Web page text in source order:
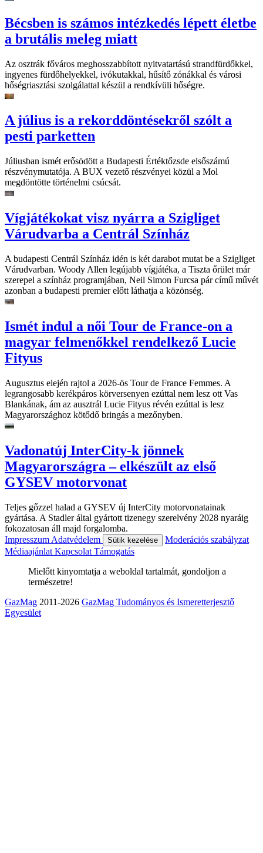
Bécsben is számos intézkedés lépett életbe
a brutális meleg miatt
Az osztrák főváros meghosszabbított nyitvatartású strandfürdőkkel,
ingyenes fürdőhelyekkel, ivókutakkal, hűsítő zónákkal és városi
hőségriasztási szolgálattal készül a rendkívüli hőségre.
A július is a rekorddöntésekről szólt a
pesti parketten
Júliusban ismét erősödött a Budapesti Értéktőzsde elsőszámú
részvénymutatója. A BUX vezető részvényei közül a Mol
megdöntötte történelmi csúcsát.
Vígjátékokat visz nyárra a Szigliget
Várudvarba a Centrál Színház
A budapesti Centrál Színház idén is két darabot mutat be a Szigliget
Várudvarban. Woody Allen legújabb vígjátéka, a Tiszta őrület már
szerepel a színház programjában, Neil Simon Furcsa pár című művét
azonban a budapesti premier előtt láthatja a közönség.
Ismét indul a női Tour de France-on a
magyar felmenőkkel rendelkező Lucie
Fityus
Augusztus elején rajtol a 2026-ös Tour de France Femmes. A
legrangosabb kerékpáros körversenyen ezúttal nem lesz ott Vas
Blankának, ám az ausztrál Lucie Fityus révén ezúttal is lesz
Magyarországhoz kötődő bringás a mezőnyben.
Vadonatúj InterCity-k jönnek
Magyarországra – elkészült az első
GYSEV motorvonat
Teljes gőzzel halad a GYSEV új InterCity motorvonatainak
gyártása. A Stadler által gyártott tizenegy szerelvény 2028 nyaráig
fokozatosan áll majd forgalomba.
Impresszum Adatvédelem Sütik kezelése
Moderációs szabályzat
Médiaajánlat Kapcsolat Támogatás
Mielőtt kinyomtatja a weboldal tartalmát, gondoljon a
természetre!
GazMag 2011-2026 GazMag Tudományos és Ismeretterjesztő
Egyesület